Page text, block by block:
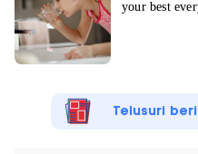
Telusuri